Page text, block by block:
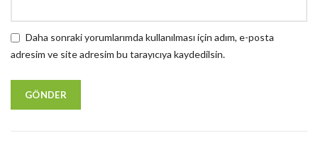
Daha sonraki yorumlarımda kullanılması için adım, e-posta
adresim ve site adresim bu tarayıcıya kaydedilsin.